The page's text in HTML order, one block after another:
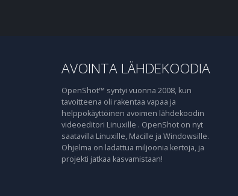
AVOINTA LÄHDEKOODIA
OpenShot™ syntyi vuonna 2008, kun
tavoitteena oli rakentaa vapaa ja
helppokäyttöinen avoimen lähdekoodin
videoeditori Linuxille . OpenShot on nyt
saatavilla Linuxille, Macille ja Windowsille.
Ohjelma on ladattua miljoonia kertoja, ja
projekti jatkaa kasvamistaan!